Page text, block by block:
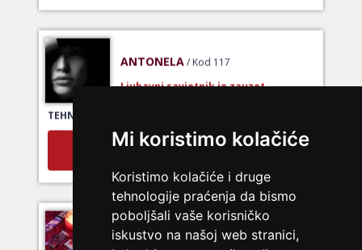
Mi koristimo kolačiće
Koristimo kolačiće i druge
tehnologije praćenja da bismo
poboljšali vaše korisničko
iskustvo na našoj web stranici,
ANTONELA / Kod 117
Ljubavni savjetnik je zauzet
TEHNIKE:
Broj tel: 064/600-600
tel:0,93€ - mob:1,12€ min
LUCIJA
/ Kod #136